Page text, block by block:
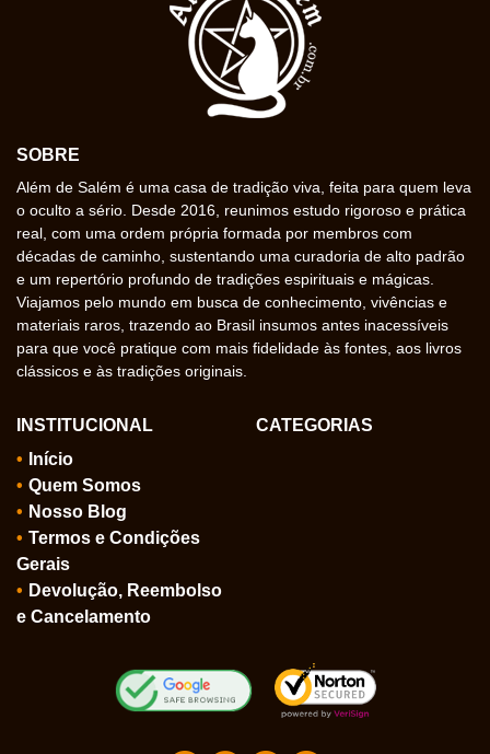
SOBRE
Além de Salém é uma casa de tradição viva, feita para quem leva
o oculto a sério. Desde 2016, reunimos estudo rigoroso e prática
real, com uma ordem própria formada por membros com
décadas de caminho, sustentando uma curadoria de alto padrão
e um repertório profundo de tradições espirituais e mágicas.
Viajamos pelo mundo em busca de conhecimento, vivências e
materiais raros, trazendo ao Brasil insumos antes inacessíveis
para que você pratique com mais fidelidade às fontes, aos livros
clássicos e às tradições originais.
INSTITUCIONAL
Início
Quem Somos
Nosso Blog
Termos e Condições
Gerais
Devolução, Reembolso
e Cancelamento
CATEGORIAS